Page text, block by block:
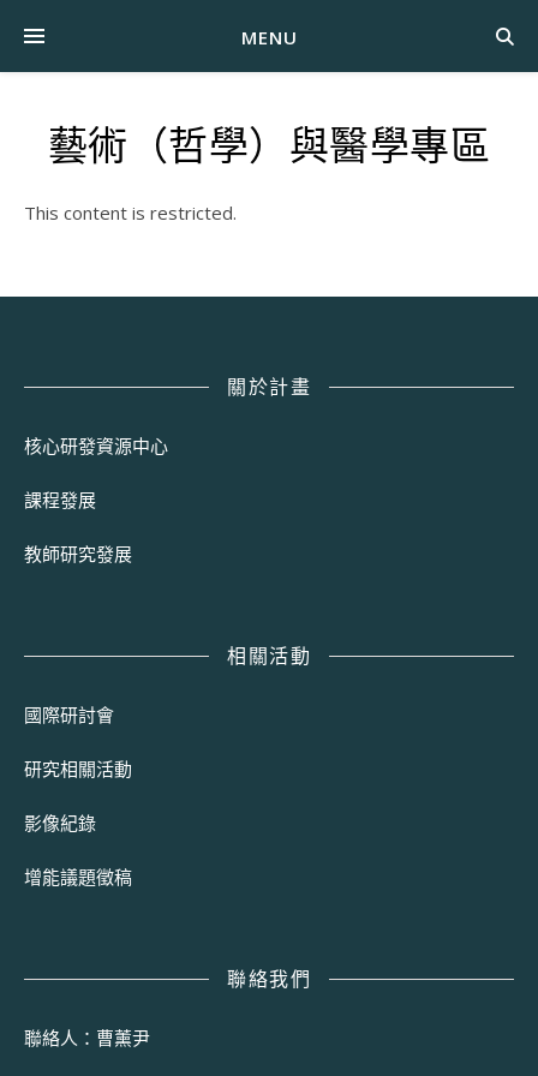
MENU
藝術（哲學）與醫學專區
This content is restricted.
關於計畫
核心研發資源中心
課程發展
教師研究發展
相關活動
國際研討會
研究相關活動
影像紀錄
增能議題徵稿
聯絡我們
聯絡人：曹薰尹